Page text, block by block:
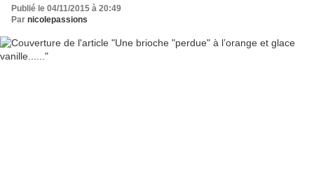
Publié le 04/11/2015 à 20:49
Par nicolepassions